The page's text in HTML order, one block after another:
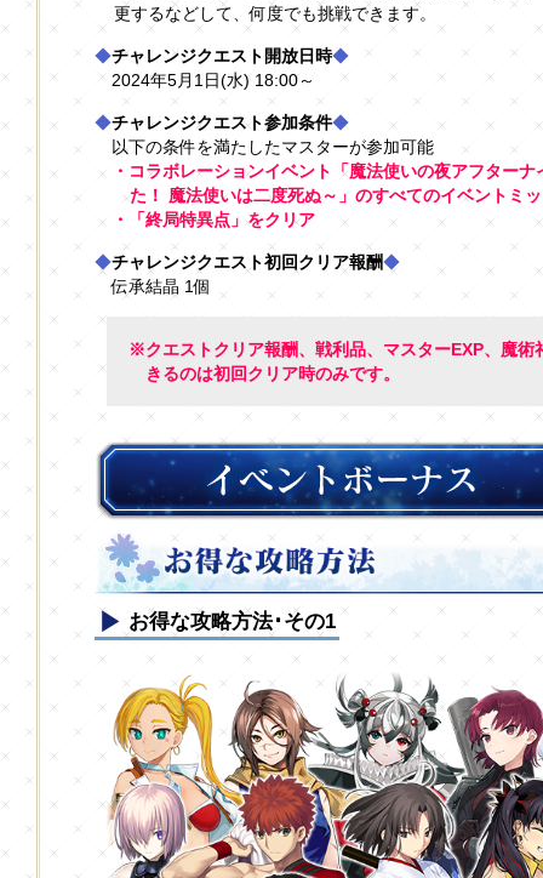
更するなどして、何度でも挑戦できます。
◆チャレンジクエスト開放日時◆
2024年5月1日(水) 18:00～
◆チャレンジクエスト参加条件◆
以下の条件を満たしたマスターが参加可能
・コラボレーションイベント「魔法使いの夜アフター
た！ 魔法使いは二度死ぬ～」のすべてのイベントミ
・「終局特異点」をクリア
◆チャレンジクエスト初回クリア報酬◆
伝承結晶 1個
※クエストクリア報酬、戦利品、マスターEXP、魔術
きるのは初回クリア時のみです。
お得な攻略方法･その1